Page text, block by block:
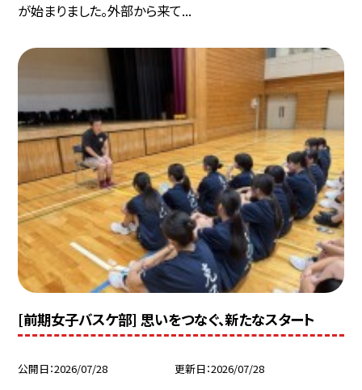
が始まりました。外部から来て...
[前期女子バスケ部] 思いをつなぐ、新たなスタート
公開日 2026/07/28 更新日 2026/07/28